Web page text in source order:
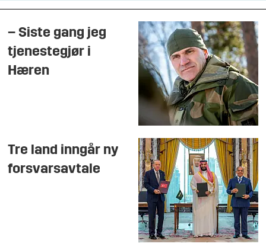
– Siste gang jeg
tjenestegjør i
Hæren
Tre land inngår ny
forsvarsavtale